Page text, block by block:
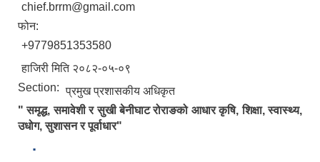
chief.brrm@gmail.com
फोन:
+9779851353580
हाजिरी मिति २०८२-०५-०९
Section: प्रमुख प्रशासकीय अधिकृत
" समृद्ध, समावेशी र सुखी बेनीघाट रोराङको आधार कृषि, शिक्षा, स्वास्थ्य,
उधोग, सुशासन र पूर्वाधार"
.